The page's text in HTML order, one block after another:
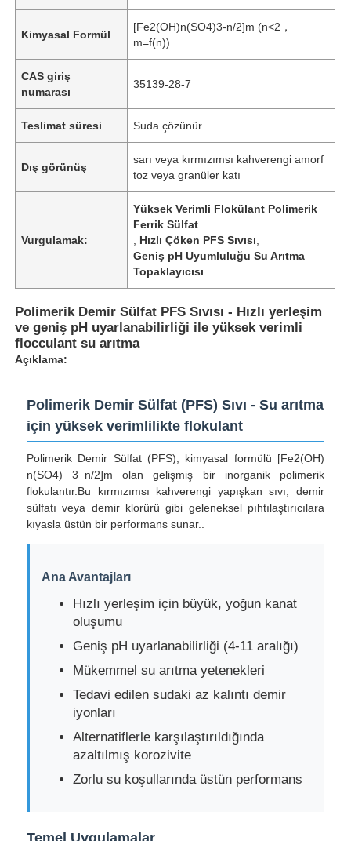
Ana sayfa
VİDEOLAR
Kimyasal Formül
[Fe2(OH)n(SO4)3-n/2]m (n<2，
m=f(n))
CAS giriş
numarası
35139-28-7
Teslimat süresi Suda çözünür
Dış görünüş
sarı veya kırmızımsı kahverengi amorf
toz veya granüler katı
Vurgulamak:
Yüksek Verimli Flokülant Polimerik
Ferrik Sülfat
Hızlı Çöken PFS Sıvısı
Geniş pH Uyumluluğu Su Arıtma
Topaklayıcısı
Polimerik Demir Sülfat PFS Sıvısı - Hızlı yerleşim
ve geniş pH uyarlanabilirliği ile yüksek verimli
flocculant su arıtma
Açıklama:
Polimerik Demir Sülfat (PFS) Sıvı - Su arıtma
için yüksek verimlilikte flokulant
Polimerik Demir Sülfat (PFS), kimyasal formülü [Fe2(OH)
n(SO4) 3−n/2]m olan gelişmiş bir inorganik polimerik
flokulantır.Bu kırmızımsı kahverengi yapışkan sıvı, demir
sülfatı veya demir klorürü gibi geleneksel pıhtılaştırıcılara
kıyasla üstün bir performans sunar..
Ana Avantajları
Hızlı yerleşim için büyük, yoğun kanat
oluşumu
Geniş pH uyarlanabilirliği (4-11 aralığı)
Mükemmel su arıtma yetenekleri
Tedavi edilen sudaki az kalıntı demir
iyonları
Alternatiflerle karşılaştırıldığında
azaltılmış korozivite
Zorlu su koşullarında üstün performans
Temel Uygulamalar